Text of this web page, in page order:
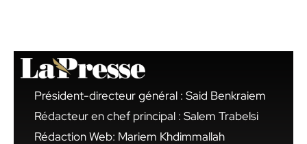
Président-directeur général : Said Benkraiem
Rédacteur en chef principal : Salem Trabelsi
Rédaction Web: Mariem Khdimmallah